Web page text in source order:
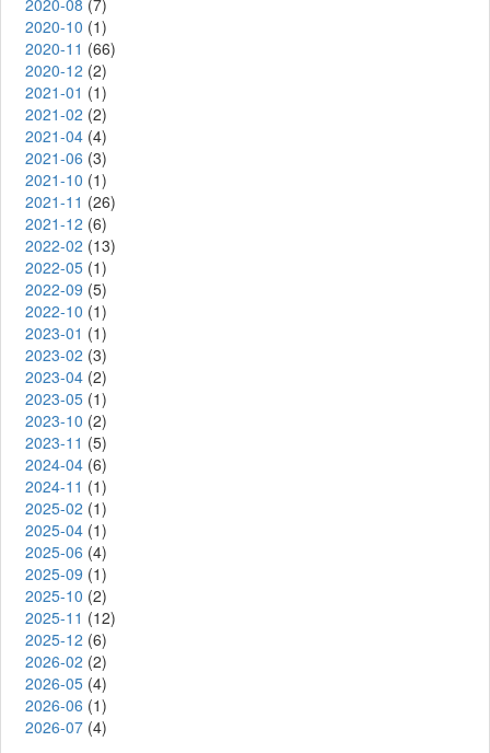
2020-08 (7)
2020-10 (1)
2020-11 (66)
2020-12 (2)
2021-01 (1)
2021-02 (2)
2021-04 (4)
2021-06 (3)
2021-10 (1)
2021-11 (26)
2021-12 (6)
2022-02 (13)
2022-05 (1)
2022-09 (5)
2022-10 (1)
2023-01 (1)
2023-02 (3)
2023-04 (2)
2023-05 (1)
2023-10 (2)
2023-11 (5)
2024-04 (6)
2024-11 (1)
2025-02 (1)
2025-04 (1)
2025-06 (4)
2025-09 (1)
2025-10 (2)
2025-11 (12)
2025-12 (6)
2026-02 (2)
2026-05 (4)
2026-06 (1)
2026-07 (4)